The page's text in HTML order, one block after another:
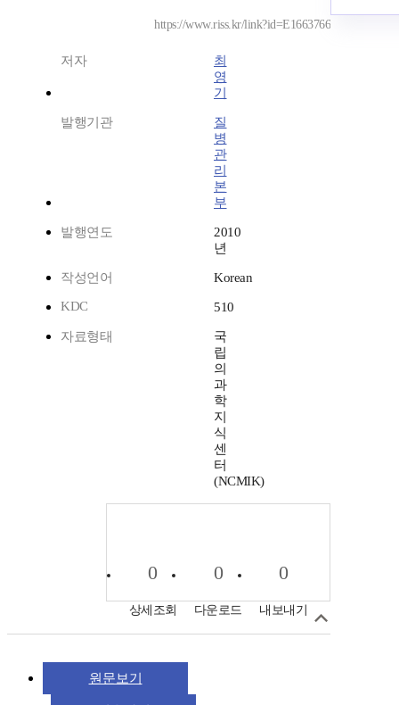
https://www.riss.kr/link?id=E1663766
저자
최
영
기
발행기관
질
병
관
리
본
부
발행연도
2010
년
작성언어
Korean
KDC
510
자료형태
국
립
의
과
학
지
식
센
터
(NCMIK)
0
상세조회
0
다운로드
0
내보내기
원문보기